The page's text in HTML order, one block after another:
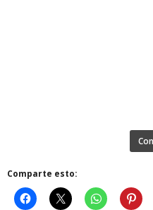
Comparte esto: